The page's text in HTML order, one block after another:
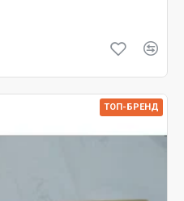
ТОП-БРЕНД